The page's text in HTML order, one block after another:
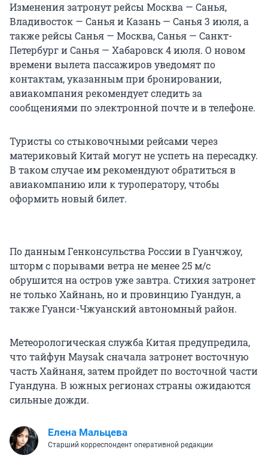
Изменения затронут рейсы Москва — Санья,
Владивосток — Санья и Казань — Санья 3 июля, а
также рейсы Санья — Москва, Санья — Санкт-
Петербург и Санья — Хабаровск 4 июля. О новом
времени вылета пассажиров уведомят по
контактам, указанным при бронировании,
авиакомпания рекомендует следить за
сообщениями по электронной почте и в телефоне.
Туристы со стыковочными рейсами через
материковый Китай могут не успеть на пересадку.
В таком случае им рекомендуют обратиться в
авиакомпанию или к туроператору, чтобы
оформить новый билет.
По данным Генконсульства России в Гуанчжоу,
шторм с порывами ветра не менее25 м/с
обрушится на остров уже завтра. Стихия затронет
не только Хайнань, но и провинцию Гуандун, а
также Гуанси-Чжуанский автономный район.
Метеорологическая служба Китая предупредила,
что тайфун Maysak сначала затронет восточную
часть Хайнаня, затем пройдет по восточной части
Гуандуна. В южных регионах страны ожидаются
сильные дожди.
Елена Мальцева
Старший корреспондент оперативной редакции